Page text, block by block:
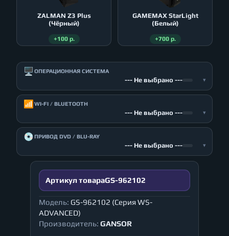
ZALMAN Z3 Plus
(Чёрный)
+100 р.
GAMEMAX StarLight
(Белый)
+700 р.
🖥️ ОПЕРАЦИОННАЯ СИСТЕМА
--- Не выбрано --- ▾
📶 WI-FI / BLUETOOTH
--- Не выбрано --- ▾
💿ПРИВОД DVD / BLU-RAY
--- Не выбрано --- ▾
Артикул товараGS-962102
Модель: GS-962102 (Серия WS-
ADVANCED)
Производитель: GANSOR